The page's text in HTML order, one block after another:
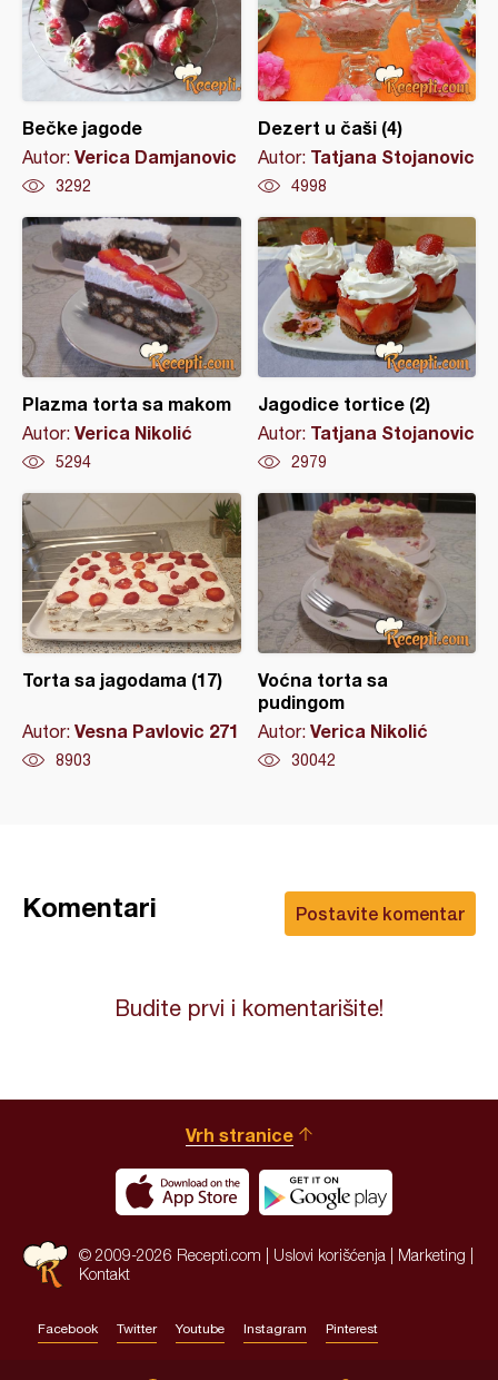
Bečke jagode
Autor: Verica Damjanovic
3292
Dezert u čaši (4)
Autor: Tatjana Stojanovic
4998
Plazma torta sa makom
Autor: Verica Nikolić
5294
Jagodice tortice (2)
Autor: Tatjana Stojanovic
2979
Torta sa jagodama (17)
Autor: Vesna Pavlovic 271
8903
Voćna torta sa
pudingom
Autor: Verica Nikolić
30042
Postavite komentar
Komentari
Budite prvi i komentarišite!
Vrh stranice
© 2009-2026 Recepti.com | Uslovi korišćenja Marketing
Kontakt
Facebook Twitter Youtube Instagram Pinterest